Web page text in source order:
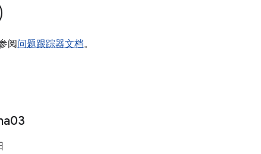
阅问题跟踪器文档。